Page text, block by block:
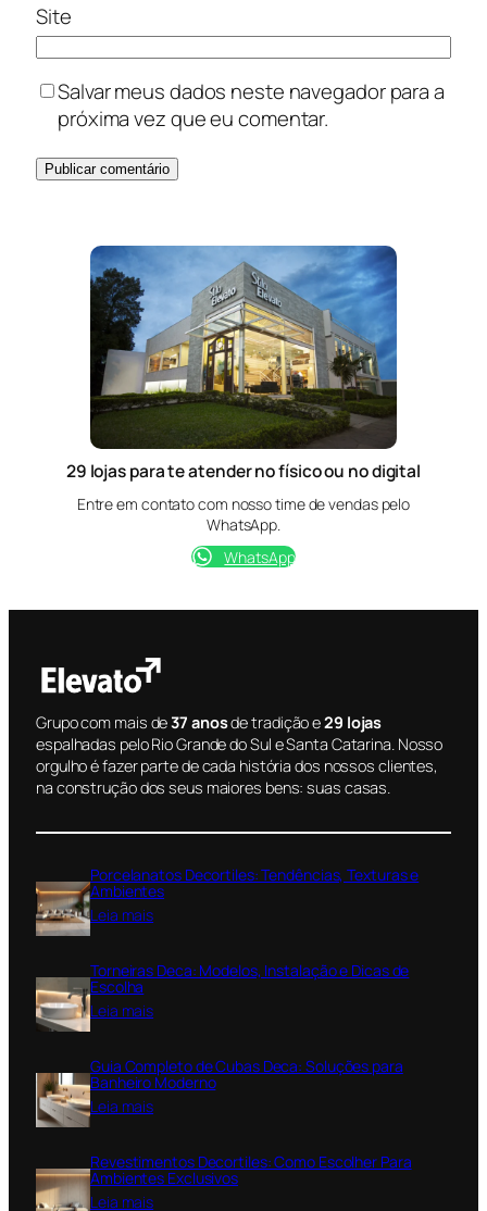
Site
Salvar meus dados neste navegador para a
próxima vez que eu comentar.
29 lojas para te atender no físico ou no digital
Entre em contato com nosso time de vendas pelo
WhatsApp.
WhatsApp
Grupo com mais de37 anosde tradição e29 lojas
espalhadas pelo Rio Grande do Sul e Santa Catarina. Nosso
orgulho é fazer parte de cada história dos nossos clientes,
na construção dos seus maiores bens: suas casas.
Porcelanatos Decortiles: Tendências, Texturas e
Ambientes
Leia mais:
r
e
n
t
s
D
e
Torneiras Deca: Modelos, Instalação e Dicas de
Escolha
Leia mais:
r
n
e
a
Guia Completo de Cubas Deca: Soluções para
Banheiro Moderno
Leia mais:
i
a
Revestimentos Decortiles: Como Escolher Para
Ambientes Exclusivos
Leia mais: